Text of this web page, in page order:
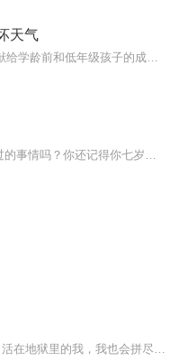
天气